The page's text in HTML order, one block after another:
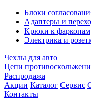
Блоки
Адаптеры и
Крюки к фаркопам
Электрика и
Чехлы для авто
Цепи
Распродажа
Акции Каталог Сервис
Контакты